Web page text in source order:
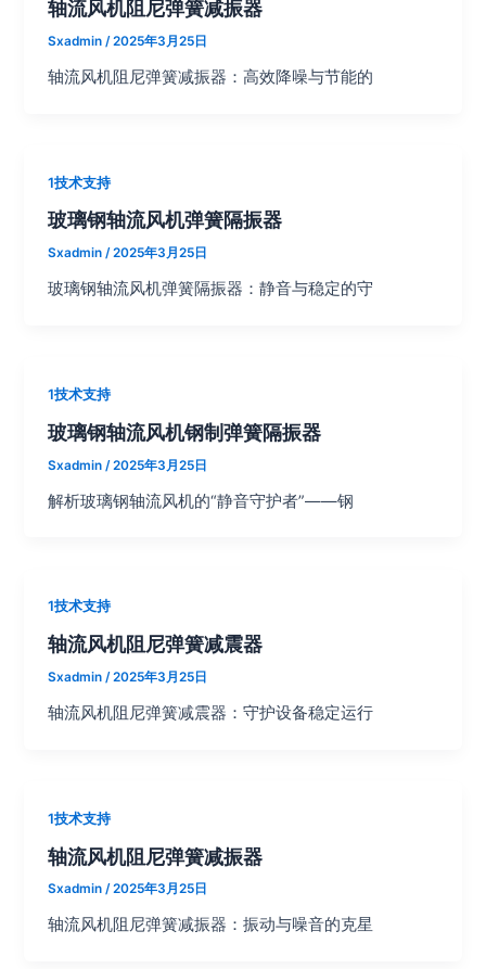
轴流风机阻尼弹簧减振器
Sxadmin/2025年3月25日
轴流风机阻尼弹簧减振器：高效降噪与节能的
1技术支持
玻璃钢轴流风机弹簧隔振器
Sxadmin/2025年3月25日
玻璃钢轴流风机弹簧隔振器：静音与稳定的守
1技术支持
玻璃钢轴流风机钢制弹簧隔振器
Sxadmin /2025年3月25日
解析玻璃钢轴流风机的“静音守护者”——钢
1技术支持
轴流风机阻尼弹簧减震器
Sxadmin/2025年3月25日
轴流风机阻尼弹簧减震器：守护设备稳定运行
1技术支持
轴流风机阻尼弹簧减振器
Sxadmin/2025年3月25日
轴流风机阻尼弹簧减振器：振动与噪音的克星